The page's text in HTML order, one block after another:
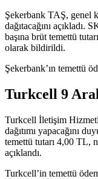
Şekerbank TAŞ, genel
dağıtacağını açıkladı.
başına brüt temettü
olarak bildirildi.
Şekerbank’ın temettü
Turkcell 9
Turkcell İletişim
dağıtımı yapacağını
temettü tutarı 4,00 TL,
açıklandı.
Turkcell’in temettü